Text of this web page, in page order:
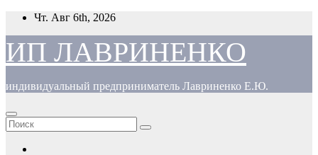
Перейти
содержимому
Чт. Авг 6th, 2026
ИП ЛАВРИНЕНКО
индивидуальный предприниматель Лавриненко Е.Ю.